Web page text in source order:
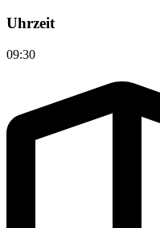
Uhrzeit
09:30